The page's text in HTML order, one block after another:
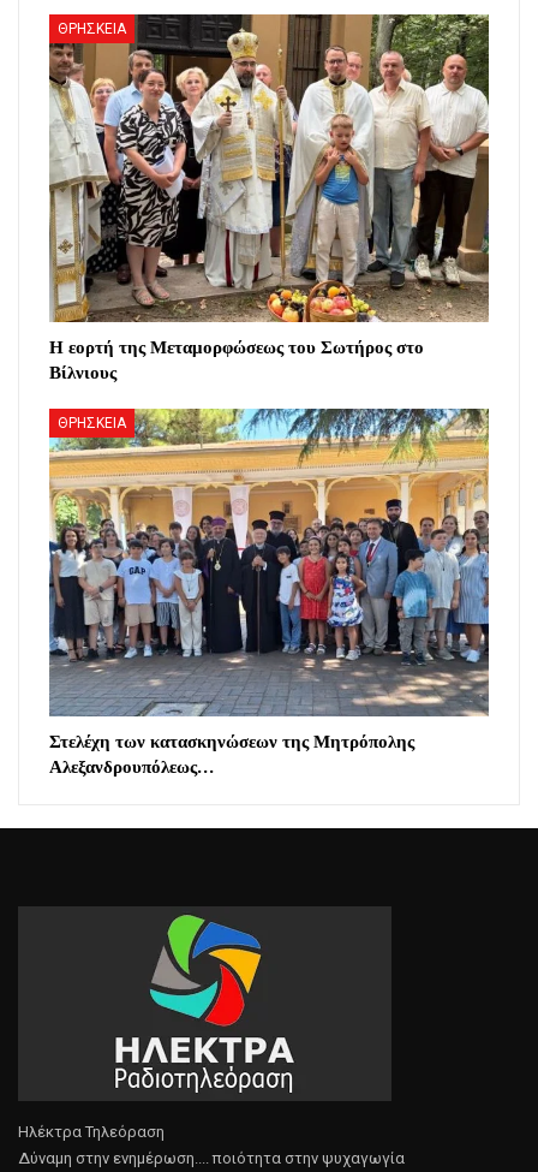
ΘΡΗΣΚΕΙΑ
Η εορτή της Μεταμορφώσεως του Σωτήρος στο
Βίλνιους
ΘΡΗΣΚΕΙΑ
Στελέχη των κατασκηνώσεων της Μητρόπολης
Αλεξανδρουπόλεως…
Ηλέκτρα Τηλεόραση
Δύναμη στην ενημέρωση.... ποιότητα στην ψυχαγωγία